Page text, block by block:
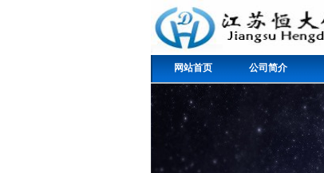
网站首页 公司简介